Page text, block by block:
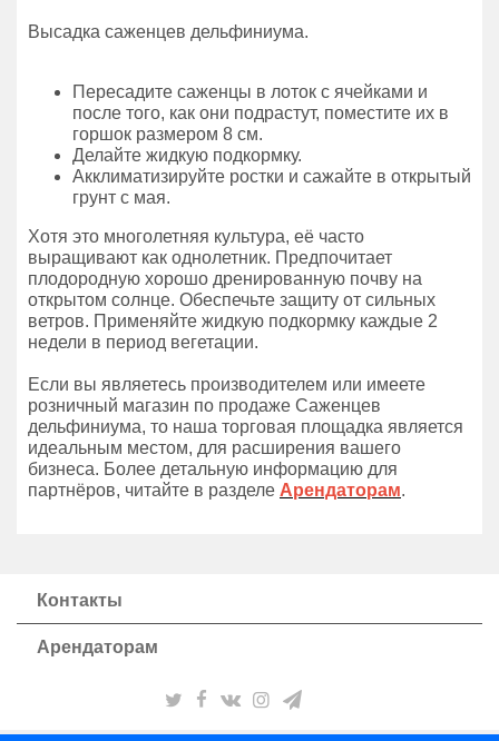
Высадка саженцев дельфиниума.
Пересадите саженцы в лоток с ячейками и
после того, как они подрастут, поместите их в
горшок размером 8 см.
Делайте жидкую подкормку.
Акклиматизируйте ростки и сажайте в открытый
грунт с мая.
Хотя это многолетняя культура, её часто
выращивают как однолетник. Предпочитает
плодородную хорошо дренированную почву на
открытом солнце. Обеспечьте защиту от сильных
ветров. Применяйте жидкую подкормку каждые 2
недели в период вегетации.
Если вы являетесь производителем или имеете
розничный магазин по продаже Саженцев
дельфиниума, то наша торговая площадка является
идеальным местом, для расширения вашего
бизнеса. Более детальную информацию для
партнёров, читайте в разделе Арендаторам.
Контакты
Арендаторам